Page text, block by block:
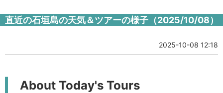
直近の石垣島の天気＆ツアーの様子（2025/10/08）
2025-10-08 12:18
About Today's Tours